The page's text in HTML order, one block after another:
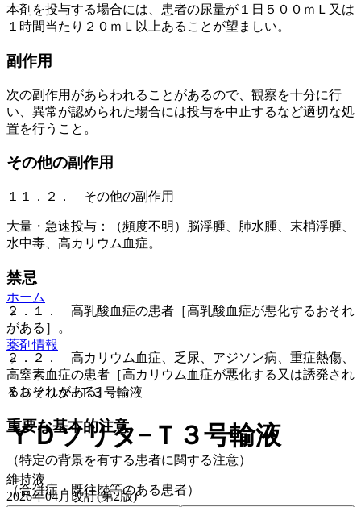
本剤を投与する場合には、患者の尿量が１日５００ｍＬ又は
１時間当たり２０ｍＬ以上あることが望ましい。
副作用
次の副作用があらわれることがあるので、観察を十分に行
い、異常が認められた場合には投与を中止するなど適切な処
置を行うこと。
その他の副作用
１１．２． その他の副作用
大量・急速投与：（頻度不明）脳浮腫、肺水腫、末梢浮腫、
水中毒、高カリウム血症。
禁忌
２．１． 高乳酸血症の患者［高乳酸血症が悪化するおそれ
がある］。
２．２． 高カリウム血症、乏尿、アジソン病、重症熱傷、
高窒素血症の患者［高カリウム血症が悪化する又は誘発され
るおそれがある］。
重要な基本的注意
（特定の背景を有する患者に関する注意）
（合併症・既往歴等のある患者）
ホーム
薬剤情報
ＹＤソリタ−Ｔ３号輸液
ＹＤソリタ−Ｔ３号輸液
維持液
2026年04月改訂(第2版)